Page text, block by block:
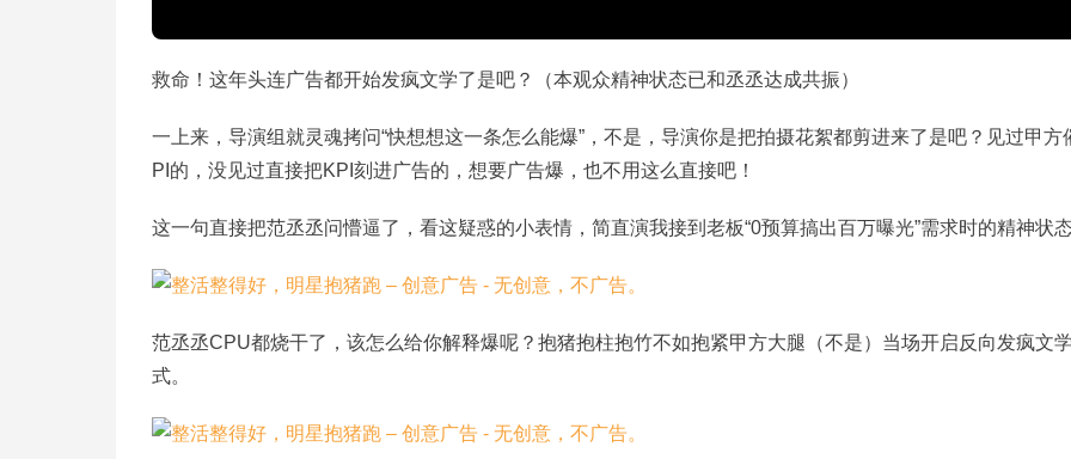
救命！这年头连广告都开始发疯文学了是吧？（本观众精神状态已和丞丞达成共振）
一上来，导演组就灵魂拷问“快想想这一条怎么能爆”，不是，导演你是把拍摄花絮都剪进来了是吧？见过甲方
PI的，没见过直接把KPI刻进广告的，想要广告爆，也不用这么直接吧！
这一句直接把范丞丞问懵逼了，看这疑惑的小表情，简直演我接到老板“0预算搞出百万曝光”需求时的精神状
范丞丞CPU都烧干了，该怎么给你解释爆呢？抱猪抱柱抱竹不如抱紧甲方大腿（不是）当场开启反向发疯文
式。